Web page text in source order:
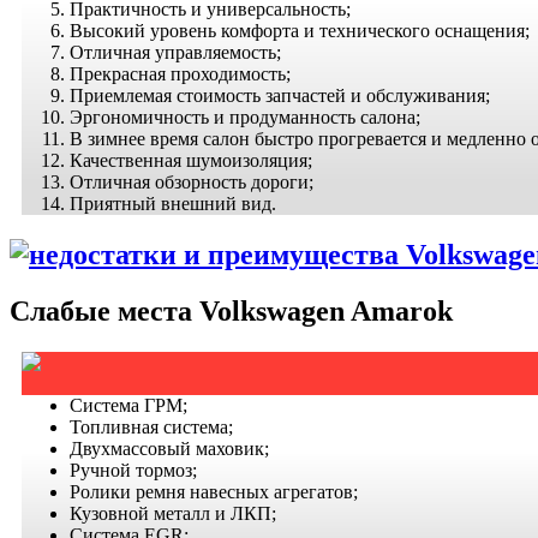
Практичность и универсальность;
Высокий уровень комфорта и технического оснащения;
Отличная управляемость;
Прекрасная проходимость;
Приемлемая стоимость запчастей и обслуживания;
Эргономичность и продуманность салона;
В зимнее время салон быстро прогревается и медленно
Качественная шумоизоляция;
Отличная обзорность дороги;
Приятный внешний вид.
Слабые места Volkswagen Amarok
Система ГРМ;
Топливная система;
Двухмассовый маховик;
Ручной тормоз;
Ролики ремня навесных агрегатов;
Кузовной металл и ЛКП;